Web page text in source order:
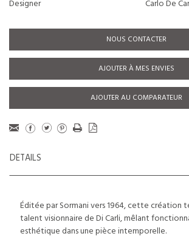
Designer Carlo De
NOUS CONTACTER
AJOUTER À MES ENVIES
AJOUTER AU COMPARATEUR
DETAILS
Éditée par Sormani vers 1964, cette création
talent visionnaire de Di Carli, mêlant
esthétique dans une pièce intemporelle.